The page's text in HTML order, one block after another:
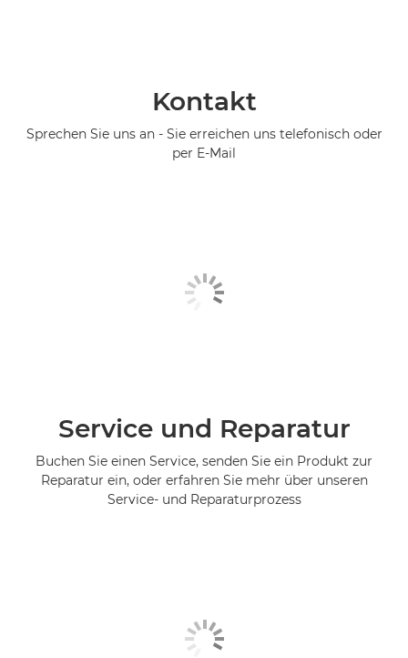
Kontakt
Sprechen Sie uns an - Sie erreichen uns telefonisch oder
per E-Mail
Service und Reparatur
Buchen Sie einen Service, senden Sie ein Produkt zur
Reparatur ein, oder erfahren Sie mehr über unseren
Service- und Reparaturprozess